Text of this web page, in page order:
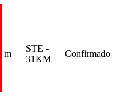
m
STE -
31KM
Confirmado